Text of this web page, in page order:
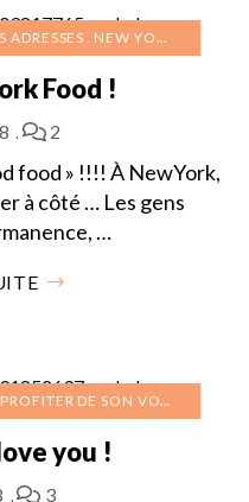
ADRESSES NEW YORK
Food !
2
food » !!!! À NewYork,
à côté … Les gens
…
DE SON VOYAGE À NY
you !
3